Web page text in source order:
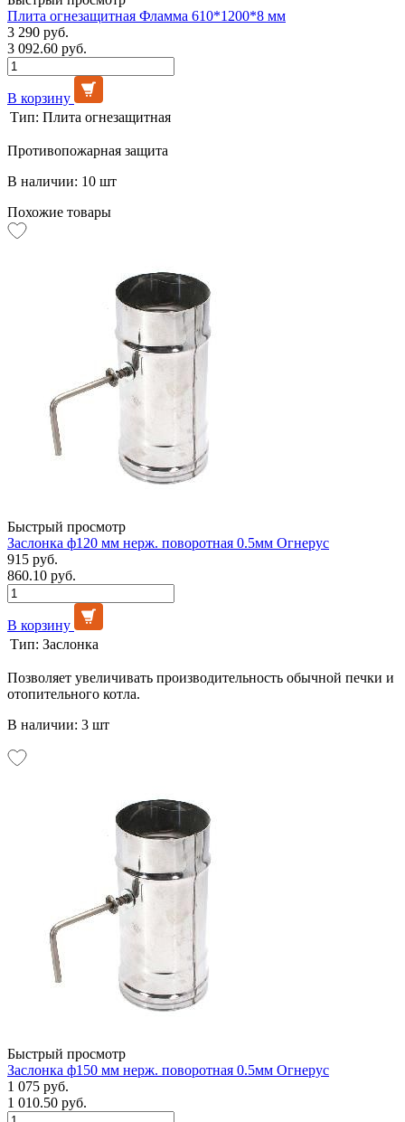
Плита огнезащитная Фламма 610*1200*8 мм
3 290 руб.
3 092.60 руб.
В корзину
Тип: Плита огнезащитная
Противопожарная защита
В наличии: 10 шт
Похожие товары
Быстрый просмотр
Заслонка ф120 мм нерж. поворотная 0.5мм Огнерус
915 руб.
860.10 руб.
В корзину
Тип: Заслонка
Позволяет увеличивать производительность обычной печки и
отопительного котла.
В наличии: 3 шт
Быстрый просмотр
Заслонка ф150 мм нерж. поворотная 0.5мм Огнерус
1 075 руб.
1 010.50 руб.